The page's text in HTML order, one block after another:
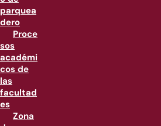
parquea
dero
Proce
sos
académi
cos de
las
facultad
es
Zona